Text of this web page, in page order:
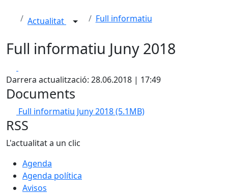
Actualitat Full informatiu
Full informatiu Juny 2018
Darrera actualització: 28.06.2018 | 17:49
Documents
Full informatiu Juny 2018(5.1MB)
RSS
L'actualitat a un clic
Agenda
Agenda política
Avisos